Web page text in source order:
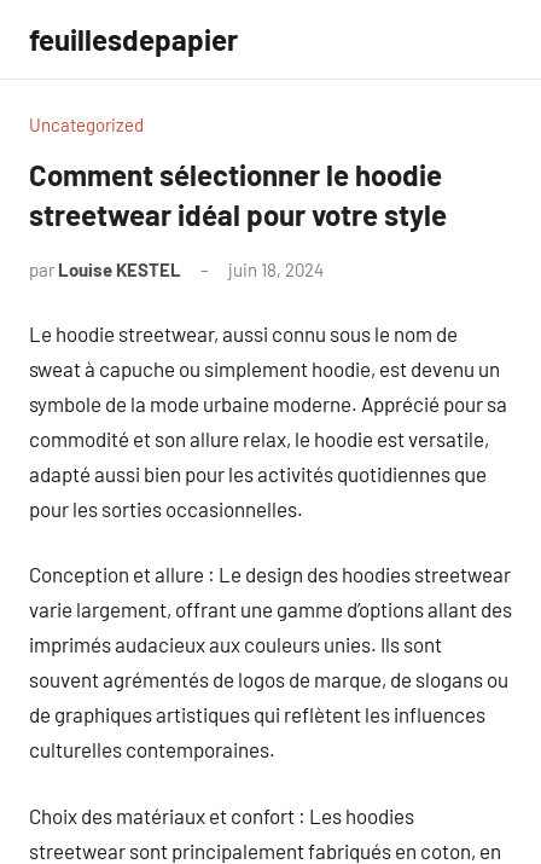
contenu
feuillesdepapier
Uncategorized
Comment sélectionner le hoodie
streetwear idéal pour votre style
par Louise KESTEL juin 18, 2024
Le hoodie streetwear, aussi connu sous le nom de
sweat à capuche ou simplement hoodie, est devenu un
symbole de la mode urbaine moderne. Apprécié pour sa
commodité et son allure relax, le hoodie est versatile,
adapté aussi bien pour les activités quotidiennes que
pour les sorties occasionnelles.
Conception et allure : Le design des hoodies streetwear
varie largement, offrant une gamme d’options allant des
imprimés audacieux aux couleurs unies. Ils sont
souvent agrémentés de logos de marque, de slogans ou
de graphiques artistiques qui reflètent les influences
culturelles contemporaines.
Choix des matériaux et confort : Les hoodies
streetwear sont principalement fabriqués en coton, en